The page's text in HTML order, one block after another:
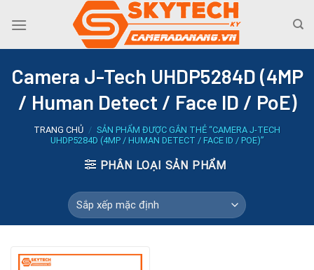
Camera J-Tech UHDP5284D (4MP
/ Human Detect / Face ID / PoE)
TRANG CHỦ / SẢN PHẨM ĐƯỢC GẮN THẺ “CAMERA J-TECH
UHDP5284D (4MP / HUMAN DETECT / FACE ID / POE)”
PHÂN LOẠI SẢN PHẨM